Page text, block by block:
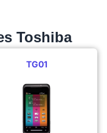
Toshiba
TG01